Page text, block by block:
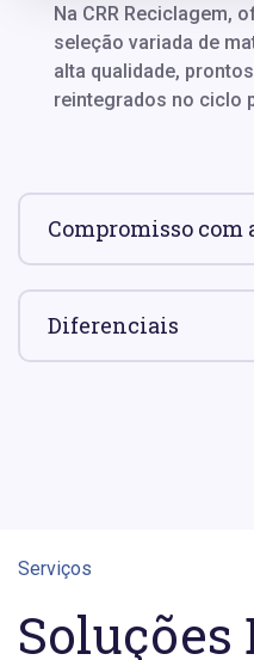
Na CRR Reciclagem,
seleção variada de
alta qualidade,
reintegrados no ciclo
Compromisso com
Diferenciais
Serviços
Soluções